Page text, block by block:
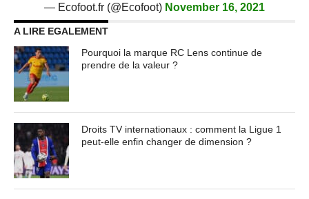
— Ecofoot.fr (@Ecofoot) November 16, 2021
A LIRE EGALEMENT
Pourquoi la marque RC Lens continue de
prendre de la valeur ?
Droits TV internationaux : comment la Ligue 1
peut-elle enfin changer de dimension ?